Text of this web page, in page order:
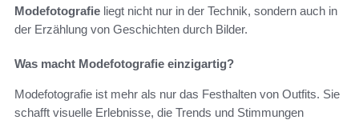
Modefotografie liegt nicht nur in der Technik, sondern auch in
der Erzählung von Geschichten durch Bilder.
Was macht Modefotografie einzigartig?
Modefotografie ist mehr als nur das Festhalten von Outfits. Sie
schafft visuelle Erlebnisse, die Trends und Stimmungen